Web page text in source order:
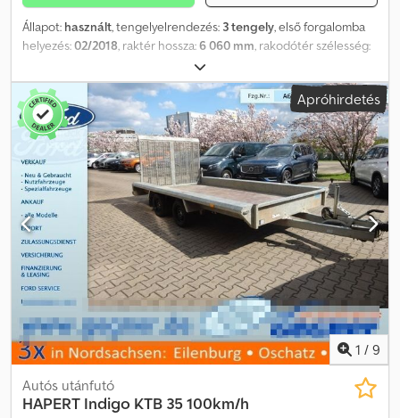
Állapot: használt, tengelyelrendezés: 3 tengely, első forgalomba
helyezés:02/2018, raktér hossza:6 060 mm, rakodótér szélesség:
300 mm
értékesítés jogát fenntartjuk! Belső szám: 1448. FELSZERELTSÉG *
Platformos pótkocsi * 3 tengely * Kitámasztó kerék Crsdpfx
Aovwh U Sokaef * AL-KO vonófej * Körben oldallécek ... és sok más.
----A jármű előkészítetlen állapotban van! Országos kiszállítás felár
ellenében lehetséges. A tévedések és a közbenső értékesítés
joga fenntartva. Szívesen beszámítjuk régi járművét. Finanszírozás
/ lízing akár önerő nélkül is lehetséges! További kérdése van?
Szívesen adunk tanácsot!
Apróhirdetés
1 / 9
Autós utánfutó
HAPERT Indigo KTB 35 100km/h